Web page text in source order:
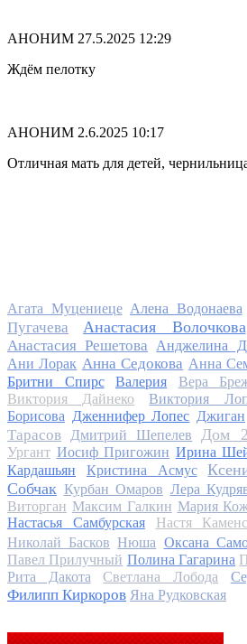
АНОНИМ 27.5.2025 12:29
Ждём пелотку
АНОНИМ 2.6.2025 10:17
Отличная мать для детей,
Агата Муцениеце Алена Водонаева
Пугачева
Анастасия Волочкова
Анастасия Решетова Анджелина
Ани Лорак Анна Седокова Анна
Бритни Спирс
Валерия Вера
Виктория Дайнеко Виктория
Борисова Дженнифер Лопес Джиган
Тарасов
Дмитрий Шепелев Дом 2
Ургант Иосиф Пригожин Ирина
Кардашьян
Кристина Асмус
Собчак Курбан Омаров Лера
Виторган Максим Галкин Мария
Настасья Самбурская
Настя
Николай Басков Нюша Оксана
Павел Прилучный Полина Гагарина
Рита Дакота
Светлана Лобода
Филипп Киркоров Яна Рудковская